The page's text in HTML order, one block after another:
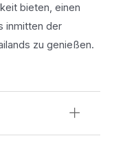
bieten, einen
inmitten der
zu genießen.